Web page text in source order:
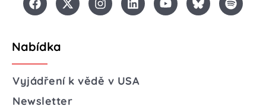
Nabídka
Vyjádření k vědě v USA
Newsletter